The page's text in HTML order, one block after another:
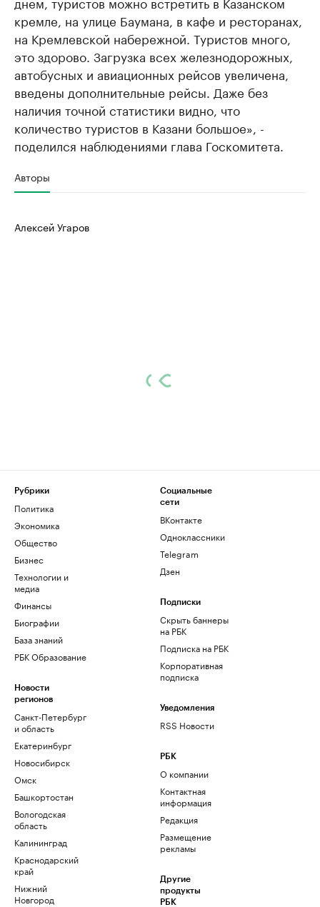
кремле, на улице Баумана, в кафе и ресторанах,
на Кремлевской набережной. Туристов много,
это здорово. Загрузка всех железнодорожных,
автобусных и авиационных рейсов увеличена,
введены дополнительные рейсы. Даже без
наличия точной статистики видно, что
количество туристов в Казани большое», -
поделился наблюдениями глава Госкомитета.
Авторы
Алексей Угаров
Рубрики
Политика
Экономика
Общество
Бизнес
Технологии и
медиа
Финансы
Биографии
База знаний
РБК Образование
Новости
регионов
Санкт-Петербург
и область
Екатеринбург
Новосибирск
Омск
Башкортостан
Вологодская
область
Калининград
Краснодарский
край
Нижний
Новгород
Социальные
сети
ВКонтакте
Одноклассники
Telegram
Дзен
Подписки
Скрыть баннеры
на РБК
Подписка на РБК
Корпоративная
подписка
Уведомления
RSS Новости
РБК
О компании
Контактная
информация
Редакция
Размещение
рекламы
Другие
продукты
РБК